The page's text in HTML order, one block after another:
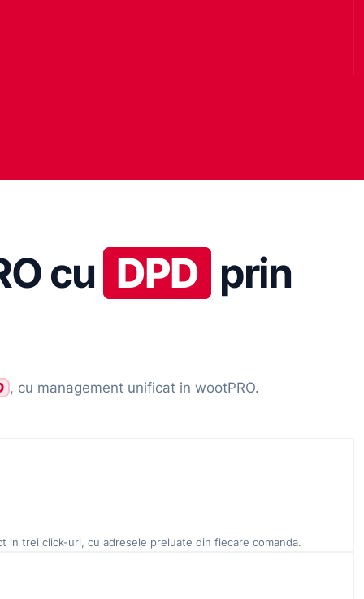
cu DPD prin
, cu management unificat in wootPRO.
in trei click-uri, cu adresele preluate din fiecare comanda.